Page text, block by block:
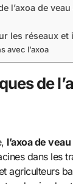
l’axoa de
les réseaux et
avec l’axoa
de
l’axoa de
dans les
agriculteurs